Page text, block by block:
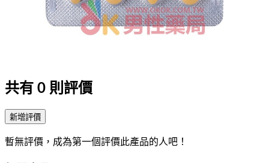
共有 0 則評價
新增評價
暫無評價，成為第一個評價此產品的人吧！